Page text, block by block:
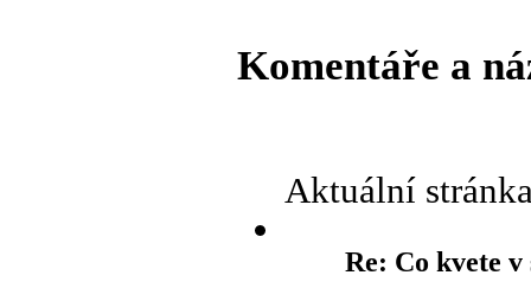
Komentáře a
Aktuální
Re: Co kvete v